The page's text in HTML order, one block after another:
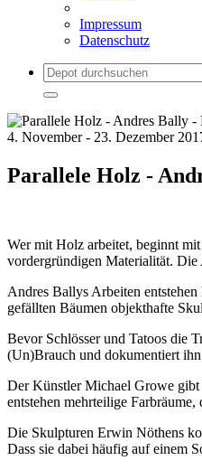
Impressum
Datenschutz
4. November - 23. Dezember
Parallele Holz -
Wer mit Holz arbeitet, beginnt
vordergründigen Materialität. Die
Andres Ballys Arbeiten
gefällten Bäumen objekthafte
Bevor Schlösser und Tatoos die
(Un)Brauch und dokumentiert
Der Künstler Michael Growe gibt
entstehen mehrteilige
Die Skulpturen Erwin Nöthens
Dass sie dabei häufig auf einem